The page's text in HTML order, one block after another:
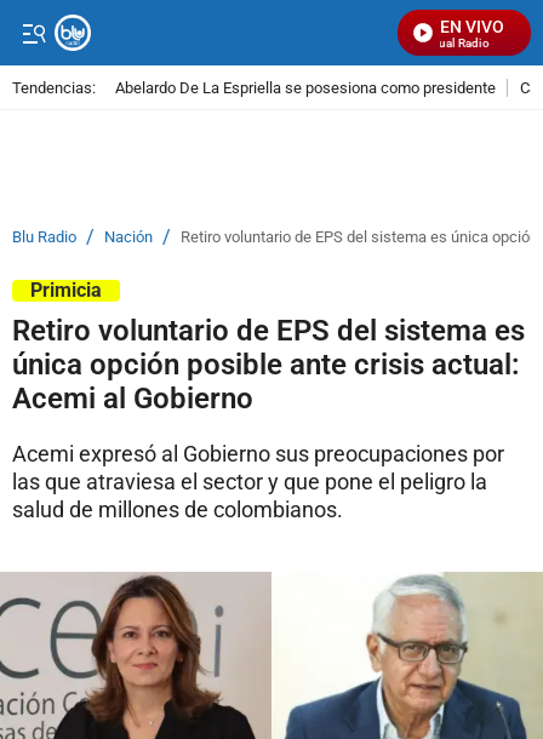
EN VIVO
Señal Visual Radio
Tendencias: Abelardo De La Espriella se posesiona como presidente
Blu Radio / Nación / Retiro voluntario de EPS del sistema es única
Primicia
Retiro voluntario de EPS del sistema es
única opción posible ante crisis actual:
Acemi al Gobierno
Acemi expresó al Gobierno sus preocupaciones por
las que atraviesa el sector y que pone el peligro la
salud de millones de colombianos.